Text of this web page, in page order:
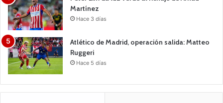
Martínez
Hace 3 días
Atlético de Madrid, operación salida: Matteo
Ruggeri
Hace 5 días